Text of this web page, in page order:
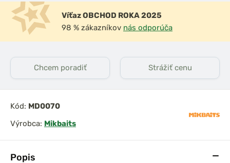
Popis
Víťaz OBCHOD ROKA 2025
98 % zákazníkov nás odporúča
Chcem poradiť Strážiť cenu
Kód: MD0070
Výrobca: Mikbaits